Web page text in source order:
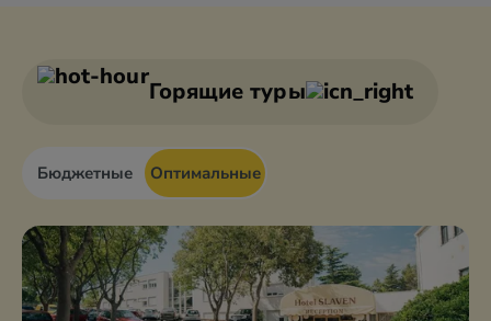
Биоград Водице
Горящие туры
Бюджетные Оптимальные